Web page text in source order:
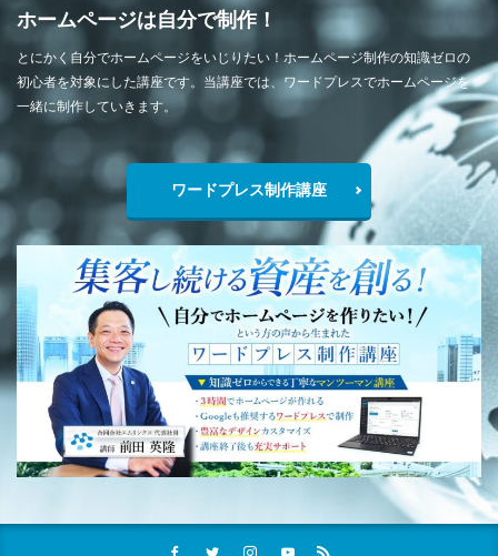
ホームページは自分で制作！
とにかく自分でホームページをいじりたい！ホームページ制作の知識ゼロの
初心者を対象にした講座です。当講座では、ワードプレスでホームページを
一緒に制作していきます。
ワードプレス制作講座